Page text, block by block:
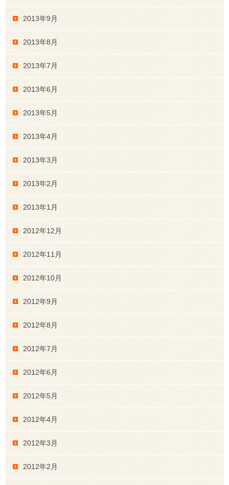
2013年9月
2013年8月
2013年7月
2013年6月
2013年5月
2013年4月
2013年3月
2013年2月
2013年1月
2012年12月
2012年11月
2012年10月
2012年9月
2012年8月
2012年7月
2012年6月
2012年5月
2012年4月
2012年3月
2012年2月